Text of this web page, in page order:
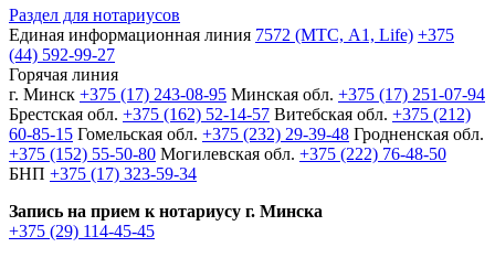
Раздел для нотариусов
Единая информационная линия 7572 (МТС, A1, Life) +375
(44) 592-99-27
Горячая линия
г. Минск +375 (17) 243-08-95 Минская обл. +375 (17) 251-07-94
Брестская обл. +375 (162) 52-14-57 Витебская обл. +375 (212)
60-85-15 Гомельская обл. +375 (232) 29-39-48 Гродненская обл.
+375 (152) 55-50-80 Могилевская обл. +375 (222) 76-48-50
БНП +375 (17) 323-59-34
Запись на прием к нотариусу г. Минска
+375 (29) 114-45-45